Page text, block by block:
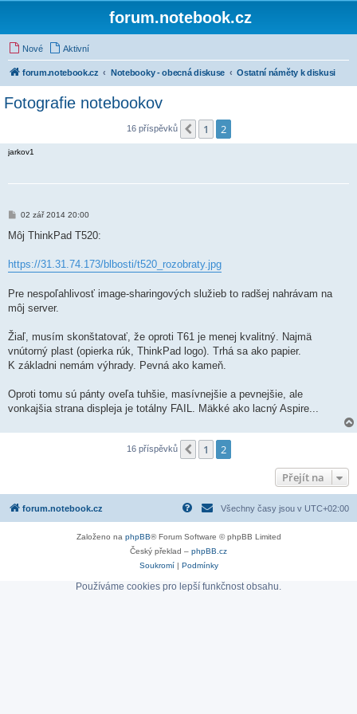
forum.notebook.cz
Nové Aktivní
forum.notebook.cz Notebooky - obecná diskuse Ostatní náměty k diskusi
Fotografie notebookov
16 příspěvků Předchozí
1 2
jarkov1
P
í
ě
v
k
02 zář 2014 20:00
Môj ThinkPad T520:
https://31.31.74.173/blbosti/t520_rozobraty.jpg
Pre nespoľahlivosť image-sharingových služieb to radšej nahrávam na
môj server.
Žiaľ, musím skonštatovať, že oproti T61 je menej kvalitný. Najmä
vnútorný plast (opierka rúk, ThinkPad logo). Trhá sa ako papier.
K základni nemám výhrady. Pevná ako kameň.
Oproti tomu sú pánty oveľa tuhšie, masívnejšie a pevnejšie, ale
vonkajšia strana displeja je totálny FAIL. Mäkké ako lacný Aspire...
16 příspěvků Předchozí
1
2
Přejít na
forum.notebook.cz Všechny časy jsou v UTC+02:00
Založeno na phpBB® Forum Software © phpBB Limited
Český překlad – phpBB.cz
Soukromí| Podmínky
Používáme cookies pro lepší funkčnost obsahu.